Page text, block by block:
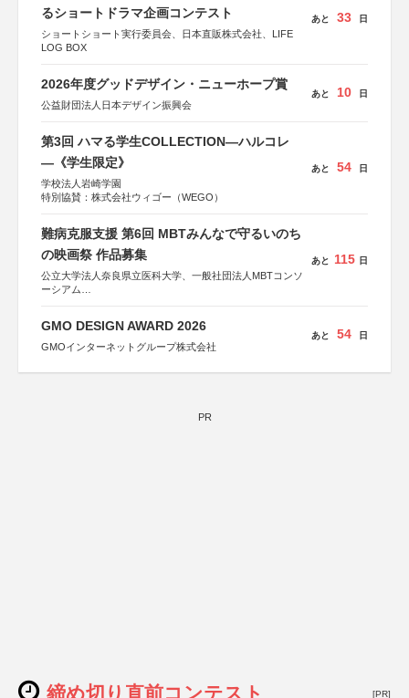
るショートドラマ企画コンテスト
ショートショート実行委員会、日本直販株式会社、LIFE
LOG BOX
あと 33 日
2026年度グッドデザイン・ニューホープ賞
公益財団法人日本デザイン振興会
あと 10 日
第3回 ハマる学生COLLECTION―ハルコレ
―《学生限定》
学校法人岩崎学園
特別協賛：株式会社ウィゴー（WEGO）
あと 54 日
難病克服支援 第6回 MBTみんなで守るいのち
の映画祭 作品募集
公立大学法人奈良県立医科大学、一般社団法人MBTコンソ
ーシアム
後援：厚生労働省
文部科学省
日本経済団体連合会
関西文化学術研究都市推進機構
あと 115 日
GMO DESIGN AWARD 2026
GMOインターネットグループ株式会社
あと 54 日
PR
締め切り直前コンテスト [PR]